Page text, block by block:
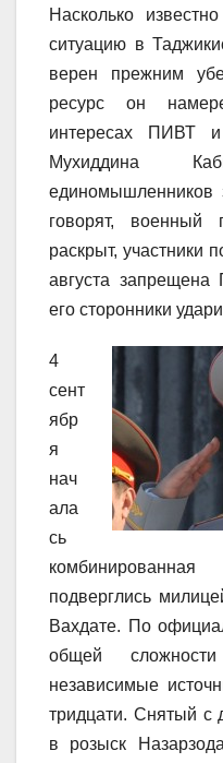
Насколько
ситуацию в
верен прежним
ресурс он
интересах ПИВТ
Мухиддина
единомышленников
говорят, военный
раскрыт, участники
августа
его сторонники
4
сент
ябр
я
нач
ала
сь
подверглись
Вахдате. По
общей
независимые
тридцати. Снятый с
в розыск